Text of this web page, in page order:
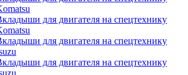
для двигателя на спецтехнику
для двигателя на спецтехнику
для двигателя на спецтехнику